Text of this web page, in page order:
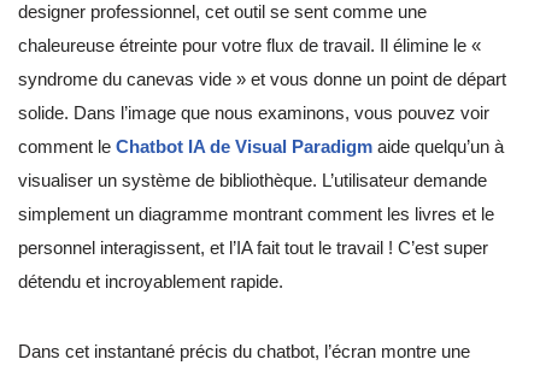
designer professionnel, cet outil se sent comme une
chaleureuse étreinte pour votre flux de travail. Il élimine le «
syndrome du canevas vide » et vous donne un point de départ
solide. Dans l’image que nous examinons, vous pouvez voir
comment le Chatbot IA de Visual Paradigm aide quelqu’un à
visualiser un système de bibliothèque. L’utilisateur demande
simplement un diagramme montrant comment les livres et le
personnel interagissent, et l’IA fait tout le travail ! C’est super
détendu et incroyablement rapide.
Dans cet instantané précis du chatbot, l’écran montre une